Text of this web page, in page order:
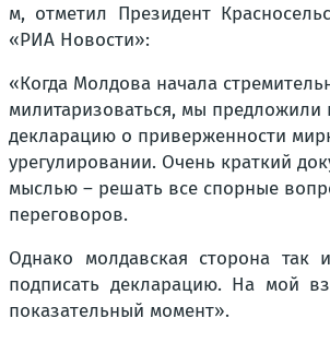
м, отметил Президент
«РИА Новости»:
«Когда Молдова начала
милитаризоваться, мы предложили
декларацию о приверженности
урегулировании. Очень краткий
мыслью – решать все спорные
переговоров.
Однако молдавская сторона так
подписать декларацию. На мой
показательный момент».